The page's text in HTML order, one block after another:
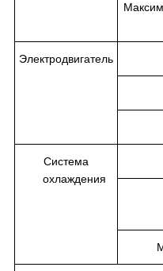
Электродвигатель
Система
охлаждения